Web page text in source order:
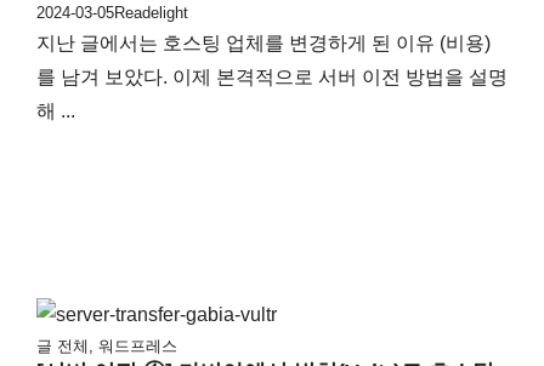
2024-03-05Readelight
지난 글에서는 호스팅 업체를 변경하게 된 이유 (비용)
를 남겨 보았다. 이제 본격적으로 서버 이전 방법을 설명
해 ...
글 전체 워드프레스